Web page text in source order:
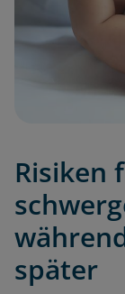
Risiken
später